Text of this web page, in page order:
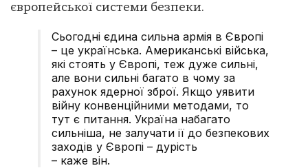
європейської системи безпеки.
Сьогодні єдина сильна армія в Європі
– це українська. Американські війська,
які стоять у Європі, теж дуже сильні,
але вони сильні багато в чому за
рахунок ядерної зброї. Якщо уявити
війну конвенційними методами, то
тут є питання. Україна набагато
сильніша, не залучати ії до безпекових
заходів у Європі – дурість
– каже він.